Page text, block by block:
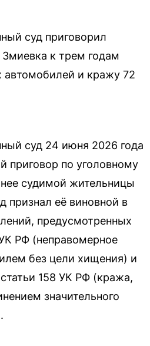
суд приговорил
к трем годам
автомобилей и кражу 72
суд 24 июня 2026 года
приговор по уголовному
судимой жительницы
признал её виновной в
предусмотренных
РФ (неправомерное
без цели хищения) и
158 УК РФ (кража,
значительного